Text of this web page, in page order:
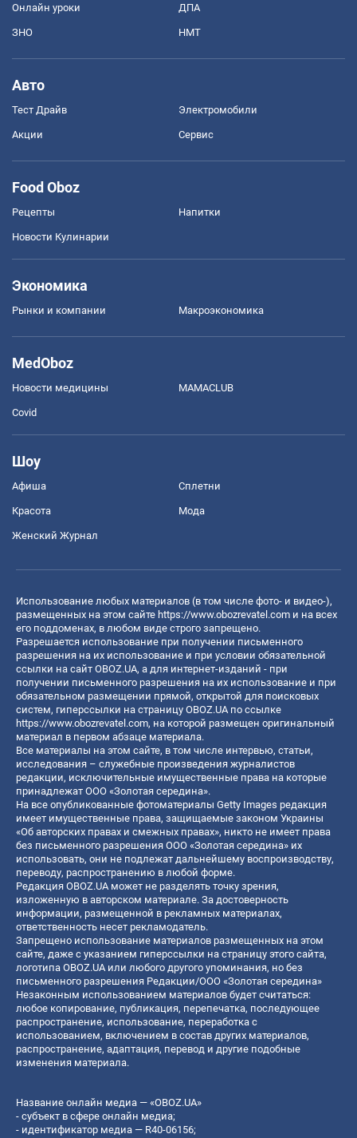
Онлайн уроки ДПА
ЗНО НМТ
Авто
Тест Драйв Электромобили
Акции Сервис
Food Oboz
Рецепты Напитки
Новости Кулинарии
Экономика
Рынки и компании Mакроэкономика
MedOboz
Новости медицины MAMACLUB
Covid
Шоу
Афиша Сплетни
Красота Мода
Женский Журнал
Использование любых материалов (в том числе фото- и видео-),
размещенных на этом сайте https://www.obozrevatel.com и на всех
его поддоменах, в любом виде строго запрещено.
Разрешается использование при получении письменного
разрешения на их использование и при условии обязательной
ссылки на сайт OBOZ.UA, а для интернет-изданий - при
получении письменного разрешения на их использование и при
обязательном размещении прямой, открытой для поисковых
систем, гиперссылки на страницу OBOZ.UA по ссылке
https://www.obozrevatel.com, на которой размещен оригинальный
материал в первом абзаце материала.
Все материалы на этом сайте, в том числе интервью, статьи,
исследования – служебные произведения журналистов
редакции, исключительные имущественные права на которые
принадлежат ООО «Золотая середина».
На все опубликованные фотоматериалы Getty Images редакция
имеет имущественные права, защищаемые законом Украины
«Об авторских правах и смежных правах», никто не имеет права
без письменного разрешения ООО «Золотая середина» их
использовать, они не подлежат дальнейшему воспроизводству,
переводу, распространению в любой форме.
Редакция OBOZ.UA может не разделять точку зрения,
изложенную в авторском материале. За достоверность
информации, размещенной в рекламных материалах,
ответственность несет рекламодатель.
Запрещено использование материалов размещенных на этом
сайте, даже с указанием гиперссылки на страницу этого сайта,
логотипа OBOZ.UA или любого другого упоминания, но без
письменного разрешения Редакции/ООО «Золотая середина»
Незаконным использованием материалов будет считаться:
любое копирование, публикация, перепечатка, последующее
распространение, использование, переработка с
использованием, включением в состав других материалов,
распространение, адаптация, перевод и другие подобные
изменения материала.
Название онлайн медиа — «OBOZ.UA»
- субъект в сфере онлайн медиа;
- идентификатор медиа — R40-06156;